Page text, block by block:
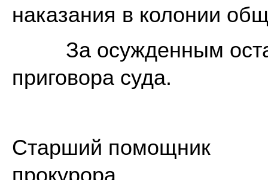
наказания в колонии
За осужденным
приговора суда.
Старший помощник